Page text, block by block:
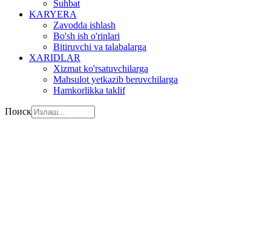
Suhbat
KARYERA
Zavodda ishlash
Bo'sh ish o'rinlari
Bitiruvchi va talabalarga
XARIDLAR
Xizmat ko'rsatuvchilarga
Mahsulot yetkazib beruvchilarga
Hamkorlikka taklif
Поиск